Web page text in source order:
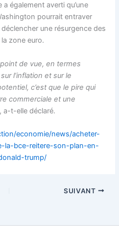
également averti qu’une
pourrait entraver
une résurgence des
zone euro.
de vue, en termes
l’inflation et sur le
c’est que le pire qui
commerciale et une
, a-t-elle déclaré.
economie/news/acheter-
la-bce-reitere-son-plan-en-
trump/
SUIVANT